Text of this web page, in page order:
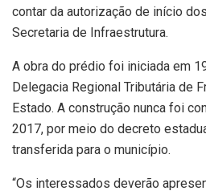
contar da autorização de início
Secretaria de Infraestrutura.
A obra do prédio foi iniciada em
Delegacia Regional Tributária de
Estado. A construção nunca foi
2017, por meio do decreto
transferida para o município.
“Os interessados deverão